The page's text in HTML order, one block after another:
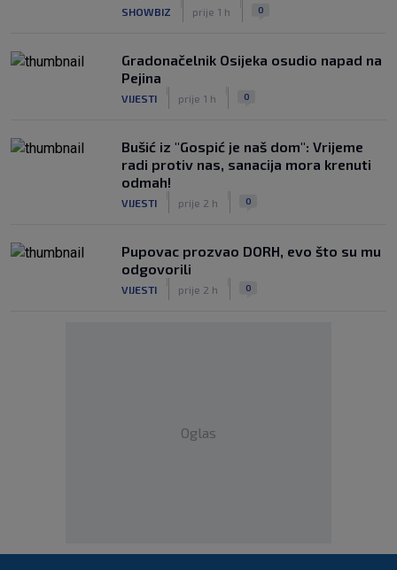
SHOWBIZ prije 1 h 0
Gradonačelnik Osijeka osudio napad na
Pejina
VIJESTI prije 1 h 0
Bušić iz "Gospić je naš dom": Vrijeme
radi protiv nas, sanacija mora krenuti
odmah!
VIJESTI prije 2 h 0
Pupovac prozvao DORH, evo što su mu
odgovorili
VIJESTI prije 2 h 0
Oglas